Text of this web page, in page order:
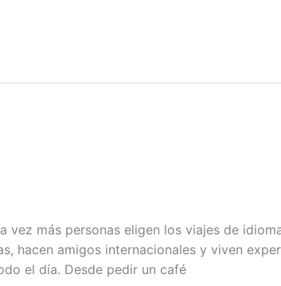
vez más personas eligen los viajes de
hacen amigos internacionales y viven
el día. Desde pedir un café